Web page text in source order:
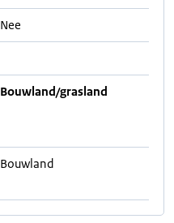
Nee
Bouwland/grasland
Bouwland